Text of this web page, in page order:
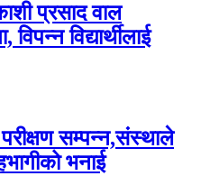
प्रसाद वाल
विद्यार्थीलाई
सम्पन्न,संस्थाले
भनाई